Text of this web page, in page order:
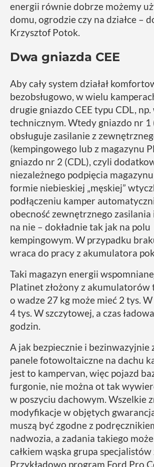
energii równie dobrze możemy
domu, ogrodzie czy na działce –
Krzysztof Potok.
Dwa gniazda CEE
Aby cały system działał
bezobsługowo, w wielu
drugie gniazdo CEE typu CDL, np.
technicznym. Wtedy gniazdo nr 1
obsługuje zasilanie z
(kempingowego lub z magazynu
gniazdo nr 2 (CDL), czyli
niezależnego podpięcia
formie niebieskiej „męskiej”
podłączeniu kamper
obecność zewnętrznego zasilania
na nie – dokładnie tak jak na polu
kempingowym. W przypadku
wraca do pracy z akumulatora
Taki magazyn energii
Platinet złożony z akumulatorów
o wadze 27 kg może mieć 2 tys.
4 tys. W szczytowej, a czas
godzin.
A jak bezpiecznie i bezinwazyjnie
panele fotowoltaiczne na dachu
jest to kampervan, więc pojazd
furgonie, nie można ot tak
w poszyciu dachowym. Wszelkie
modyfikacje w objętych
muszą być zgodne z
nadwozia, a zadania takiego
całkiem wąska grupa specjalistów
Przykładowo program Ford Pro